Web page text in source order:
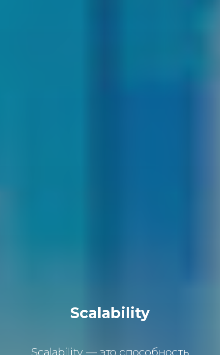
Scalability
Scalability — это способность